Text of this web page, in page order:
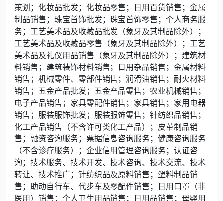
策划；化妆品批发；化妆品零售；日用百货销售；金属
制品销售；珠宝首饰批发；珠宝首饰零售；个人商务服
务；工艺美术品及收藏品批发（象牙及其制品除外）；
工艺美术品及收藏品零售（象牙及其制品除外）；工艺
美术品及礼仪用品销售（象牙及其制品除外）；建筑材
料销售；建筑装饰材料销售；日用杂品销售；金属材料
销售；机械零件、零部件销售；润滑油销售；耐火材料
销售；五金产品批发；五金产品零售；农业机械销售；
电子产品销售；家具零配件销售；家具销售；家用电器
销售；服装服饰批发；服装服饰零售；针纺织品销售；
化工产品销售（不含许可类化工产品）；皮革制品销
售；融资咨询服务；票据信息咨询服务；健康咨询服务
（不含诊疗服务）；企业信用管理咨询服务；认证咨
询；技术服务、技术开发、技术咨询、技术交流、技术
转让、技术推广；针纺织品及原料销售；塑料制品销
售；助动自行车、代步车及零配件销售；日用口罩（非
医用）销售；个人卫生用品销售；日用品销售；母婴用